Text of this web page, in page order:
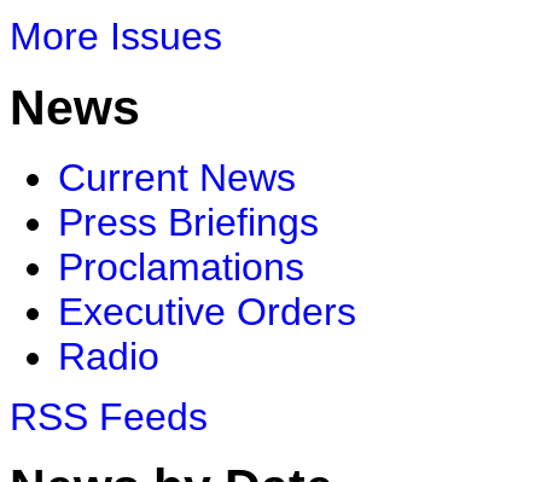
More Issues
News
Current News
Press Briefings
Proclamations
Executive Orders
Radio
RSS Feeds